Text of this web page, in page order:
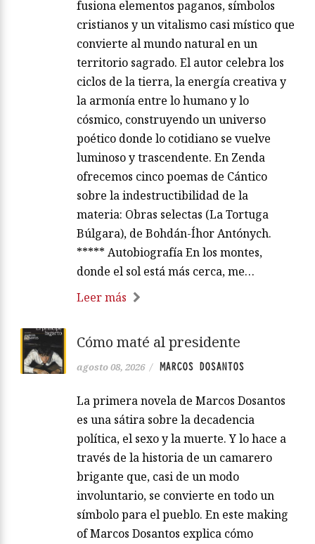
fusiona elementos paganos, símbolos
cristianos y un vitalismo casi místico que
convierte al mundo natural en un
territorio sagrado. El autor celebra los
ciclos de la tierra, la energía creativa y
la armonía entre lo humano y lo
cósmico, construyendo un universo
poético donde lo cotidiano se vuelve
luminoso y trascendente. En Zenda
ofrecemos cinco poemas de Cántico
sobre la indestructibilidad de la
materia: Obras selectas (La Tortuga
Búlgara), de Bohdán-Íhor Antónych.
***** Autobiografía En los montes,
donde el sol está más cerca, me…
Leer más
Cómo maté al presidente
agosto 08, 2026 / MARCOS DOSANTOS
La primera novela de Marcos Dosantos
es una sátira sobre la decadencia
política, el sexo y la muerte. Y lo hace a
través de la historia de un camarero
brigante que, casi de un modo
involuntario, se convierte en todo un
símbolo para el pueblo. En este making
of Marcos Dosantos explica cómo